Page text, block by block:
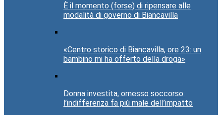
È il momento (forse) di ripensare alle
modalità di governo di Biancavilla
«Centro storico di Biancavilla, ore 23: un
bambino mi ha offerto della droga»
Donna investita, omesso soccorso:
l’indifferenza fa più male dell’impatto